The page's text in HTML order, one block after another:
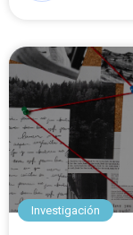
Investigación